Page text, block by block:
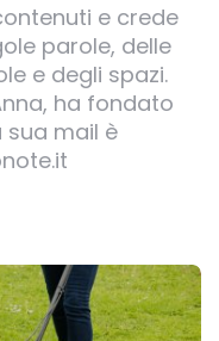
e crede
parole, delle
e degli spazi.
ha fondato
sua mail è